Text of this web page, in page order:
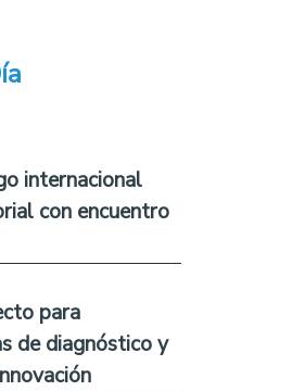
internacional
con encuentro
para
de diagnóstico y